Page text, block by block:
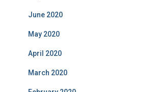
June 2020
May 2020
April 2020
March 2020